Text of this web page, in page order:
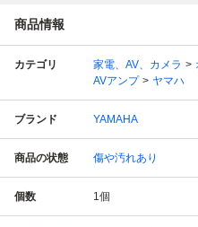
商品情報
カテゴリ 家電、AV、カメラ
AVアンプ
ヤマハ
ブランド YAMAHA
商品の状態 傷や汚れあり
個数 1個